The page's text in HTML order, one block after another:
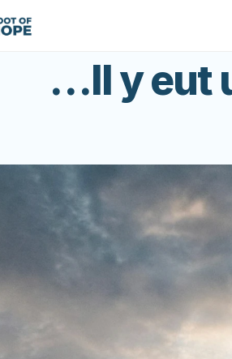
…Il y eut